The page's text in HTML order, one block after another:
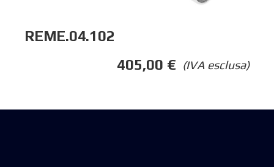
REME.04.102
(IVA esclusa)
405,00 €